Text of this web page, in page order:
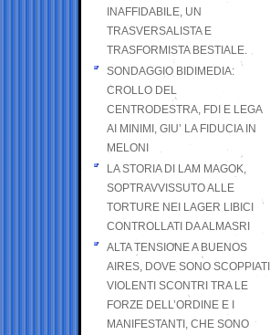
INAFFIDABILE, UN
TRASVERSALISTA E
TRASFORMISTA BESTIALE.
SONDAGGIO BIDIMEDIA:
CROLLO DEL
CENTRODESTRA, FDI E LEGA
AI MINIMI, GIU’ LA FIDUCIA IN
MELONI
LA STORIA DI LAM MAGOK,
SOPTRAVVISSUTO ALLE
TORTURE NEI LAGER LIBICI
CONTROLLATI DA ALMASRI
ALTA TENSIONE A BUENOS
AIRES, DOVE SONO SCOPPIATI
VIOLENTI SCONTRI TRA LE
FORZE DELL’ORDINE E I
MANIFESTANTI, CHE SONO